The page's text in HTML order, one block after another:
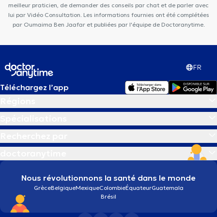
dentaire du Midi
Duden Medical Center
meilleur praticien, de demander des conseils par chat et de parler avec
lui par Vidéo Consultation. Les informations fournies ont été complétées
par Oumaima Ben Jaafar et publiées par l'équipe de Doctoranytime.
FR
Téléchargez l’app
Nous révolutionnons la santé dans le monde
GrèceBelgiqueMexiqueColombieÉquateurGuatemala
Brésil